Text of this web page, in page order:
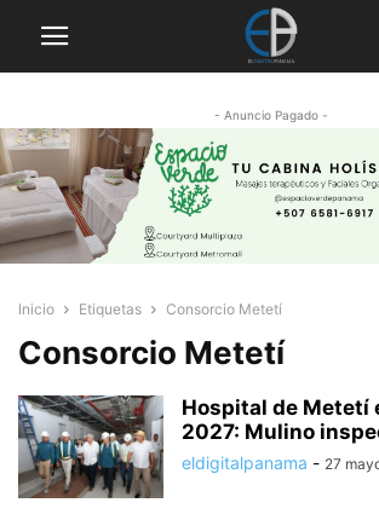
- Anuncio Pagado -
Inicio Etiquetas Consorcio Metetí
Consorcio Metetí
Hospital de Metetí
2027: Mulino
eldigitalpanama - 27